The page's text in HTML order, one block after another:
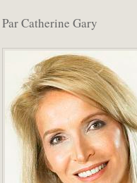
Par Catherine Gary